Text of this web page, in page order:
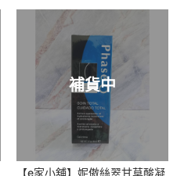
補貨中
【e家小舖】妮傲絲翠甘草酸凝